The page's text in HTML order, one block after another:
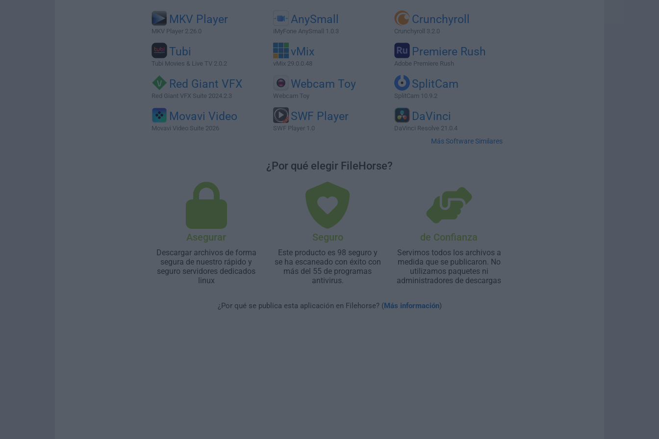
MKV Player
MKV Player 2.26.0
AnySmall
iMyFone AnySmall 1.0.3
Crunchyroll
Crunchyroll 3.2.0
Tubi
Tubi Movies & Live TV 2.0.2
vMix
vMix 29.0.0.48
Premiere Rush
Adobe Premiere Rush
Red Giant VFX
Red Giant VFX Suite 2024.2.3
Webcam Toy
Webcam Toy
SplitCam
SplitCam 10.9.2
Movavi Video
Movavi Video Suite 2026
SWF Player
SWF Player 1.0
DaVinci
DaVinci Resolve 21.0.4
Más Software Similares
¿Por qué elegir FileHorse?
Asegurar
Descargar archivos de forma
segura de nuestro rápido y
seguro servidores dedicados
linux
Seguro
Este producto es 98 seguro y
se ha escaneado con éxito con
más del 55 de programas
antivirus.
de Confianza
Servimos todos los archivos a
medida que se publicaron. No
utilizamos paquetes ni
administradores de descargas
¿Por qué se publica esta aplicación en Filehorse? (Más información)